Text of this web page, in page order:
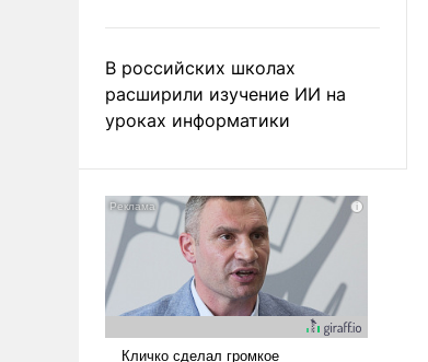
В российских школах
расширили изучение ИИ на
уроках информатики